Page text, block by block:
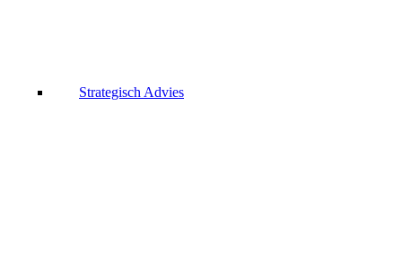
Strategisch Advies